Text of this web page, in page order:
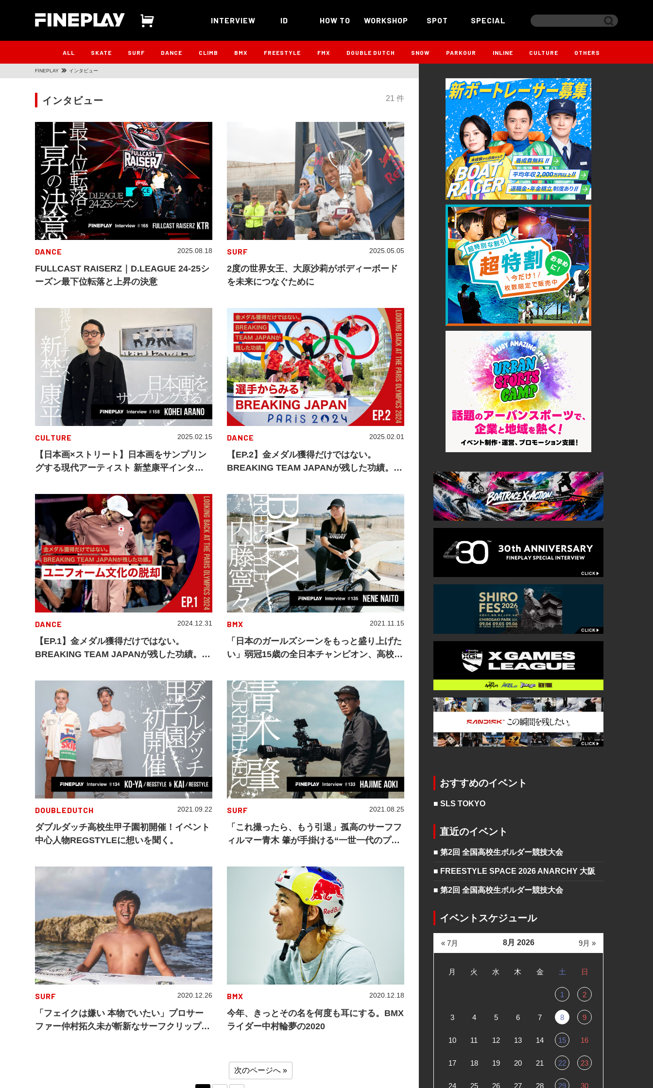
INTERVIEW ID HOW TO WORKSHOP SPOT SPECIAL
ALL SKATE SURF DANCE CLIMB BMX FREESTYLE FMX DOUBLE DUTCH SNOW PARKOUR INLINE CULTURE OTHERS
FINEPLAY インタビュー
21 件
インタビュー
DANCE
FULLCAST RAISERZ｜D.LEAGUE 24-25シ
ーズン最下位転落と上昇の決意
2025.08.18 SURF
2度の世界女王、大原沙莉がボディーボード
を未来につなぐために
2025.05.05
CULTURE
【日本画×ストリート】日本画をサンプリン
グする現代アーティスト 新埜康平インタビ
2025.02.15 DANCE
【EP.2】金メダル獲得だけではない。
BREAKING TEAM JAPANが残した功績。
2025.02.01
DANCE
【EP.1】金メダル獲得だけではない。
BREAKING TEAM JAPANが残した功績。
2024.12.31 BMX
「日本のガールズシーンをもっと盛り上げた
い」弱冠15歳の全日本チャンピオン、高校生
2021.11.15
DOUBLEDUTCH
ダブルダッチ高校生甲子園初開催！イベント
中心人物REGSTYLEに想いを聞く。
2021.09.22 SURF
「これ撮ったら、もう引退」孤高のサーフフ
ィルマー青木 肇が手掛ける“一世一代のプロ
2021.08.25
SURF
「フェイクは嫌い 本物でいたい」プロサー
ファー仲村拓久未が斬新なサーフクリップを
2020.12.26 BMX
今年、きっとその名を何度も耳にする。BMX
ライダー中村輪夢の2020
2020.12.18
次のページへ »
おすすめのイベント
■ SLS TOKYO
直近のイベント
■ 第2回 全国高校生ボルダー競技大会
■ FREESTYLE SPACE 2026 ANARCHY 大阪
■ 第2回 全国高校生ボルダー競技大会
イベントスケジュール
8月 2026
月 火 水 木 金 土 日
1 2
3 4 5 6 7 8 9
10 11 12 13 14 15 16
17 18 19 20 21 22 23
24 25 26 27 28 29 30
« 7月 9月 »